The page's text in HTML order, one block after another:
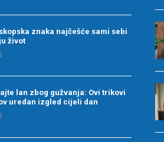
znaka najčešće sami sebi
život
lan zbog gužvanja: Ovi trikovi
uredan izgled cijeli dan